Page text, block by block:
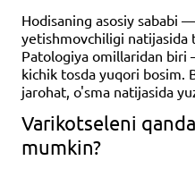
Hodisaning asosiy sababi
yetishmovchiligi natijasida
Patologiya omillaridan biri
kichik tosda yuqori bosim.
jarohat, o'sma natijasida
Varikotseleni
mumkin?